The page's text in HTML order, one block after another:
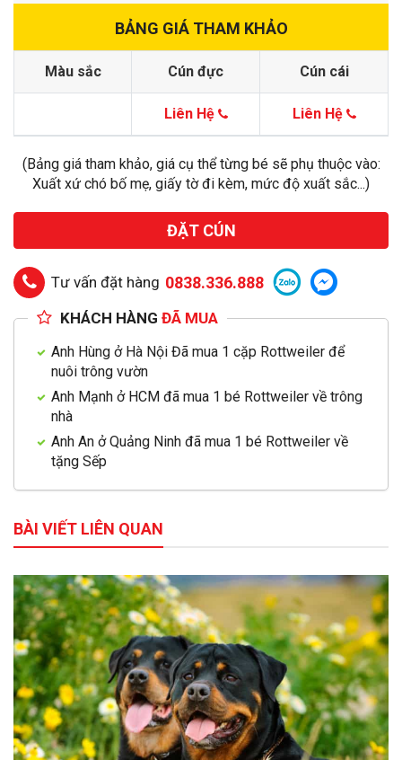
BẢNG GIÁ THAM KHẢO
Màu sắc Cún đực Cún cái
Liên Hệ Liên Hệ
(Bảng giá tham khảo, giá cụ thể từng bé sẽ phụ thuộc vào:
Xuất xứ chó bố mẹ, giấy tờ đi kèm, mức độ xuất sắc...)
ĐẶT CÚN
Tư vấn đặt hàng 0838.336.888
KHÁCH HÀNG ĐÃ MUA
Anh Hùng ở Hà Nội Đã mua 1 cặp Rottweiler để
nuôi trông vườn
Anh Mạnh ở HCM đã mua 1 bé Rottweiler về trông
nhà
Anh An ở Quảng Ninh đã mua 1 bé Rottweiler về
tặng Sếp
BÀI VIẾT LIÊN QUAN